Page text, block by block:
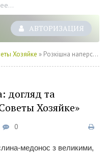
АВТОРИЗАЦИЯ
Хозяйке » Розкішна наперстянка: догляд та особливості квітки - «Советы Хозяйке»
догляд та
Хозяйке»
0
медонос з великими,